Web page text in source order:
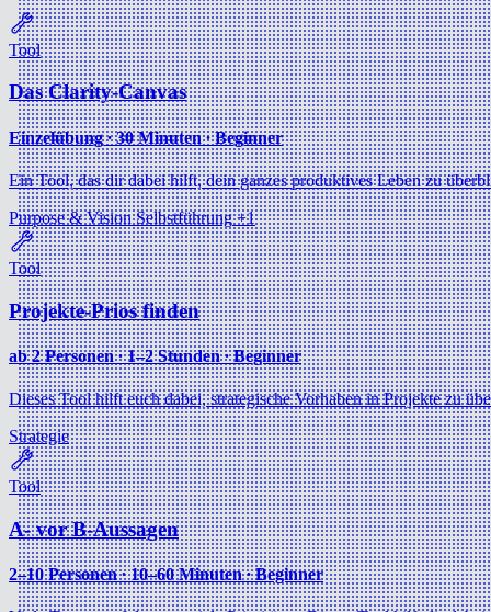
Tool
Das Clarity-Canvas
Einzelübung ∙ 30 Minuten ∙ Beginner
Ein Tool, das dir dabei hilft, dein ganzes produktives Leben zu
Purpose & VisionSelbstführung+1
Tool
Projekte-Prios finden
ab 2 Personen ∙ 1–2 Stunden ∙ Beginner
Dieses Tool hilft euch dabei, strategische Vorhaben in Projekte zu
Strategie
Tool
A- vor B-Aussagen
2–10 Personen ∙ 10–60 Minuten ∙ Beginner